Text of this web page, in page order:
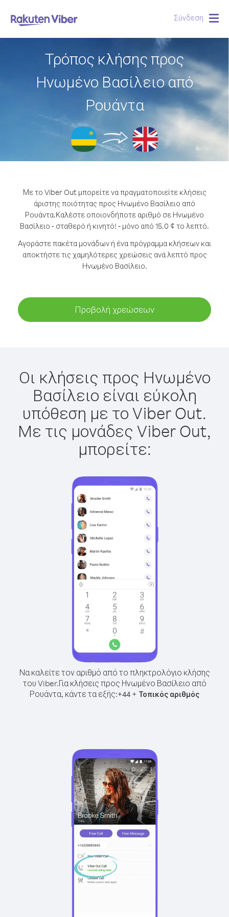
Σύνδεση
Τρόπος κλήσης προς
Ηνωμένο Βασίλειο από
Ρουάντα
Με το Viber Out μπορείτε να πραγματοποιείτε κλήσεις
άριστης ποιότητας προς Ηνωμένο Βασίλειο από
Ρουάντα.Καλέστε οποιονδήποτε αριθμό σε Ηνωμένο
Βασίλειο - σταθερό ή κινητό! - μόνο από 15.0 ¢ το λεπτό.
Αγοράστε πακέτα μονάδων ή ένα πρόγραμμα κλήσεων και
αποκτήστε τις χαμηλότερες χρεώσεις ανά λεπτό προς
Ηνωμένο Βασίλειο.
Προβολή χρεώσεων
Οι κλήσεις προς Ηνωμένο
Βασίλειο είναι εύκολη
υπόθεση με το Viber Out.
Με τις μονάδες Viber Out,
μπορείτε:
Να καλείτε τον αριθμό από το πληκτρολόγιο κλήσης
του Viber.Για κλήσεις προς Ηνωμένο Βασίλειο από
Ρουάντα, κάντε τα εξής:+44 + Τοπικός αριθμός